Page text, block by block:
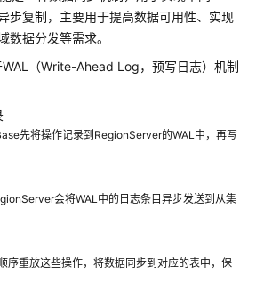
步复制，主要用于提高数据可用性、实现
数据分发等需求。
（Write-Ahead Log，预写日志）机制
先将操作记录到RegionServer的WAL中，再写
会将WAL中的日志条目异步发送到从集
序重放这些操作，将数据同步到对应的表中，保